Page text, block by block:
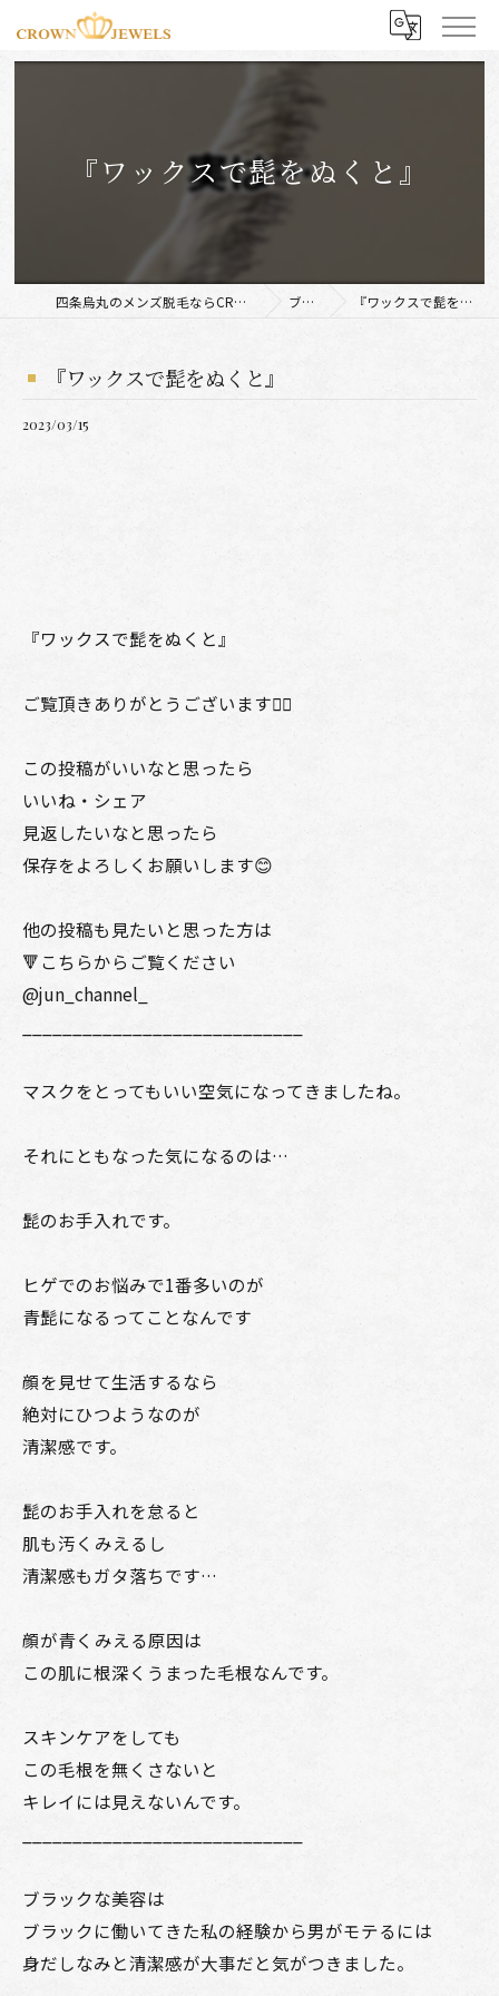
『ワックスで髭をぬくと』
四条烏丸のメンズ脱毛ならCROWN JEWELS ブログ 『ワックスで髭をぬくと』
『ワックスで髭をぬくと』
2023/03/15
『ワックスで髭をぬくと』
ご覧頂きありがとうございます🙇‍♂️
この投稿がいいなと思ったら
いいね・シェア
見返したいなと思ったら
保存をよろしくお願いします😊
他の投稿も見たいと思った方は
🔻こちらからご覧ください
@jun_channel_
マスクをとってもいい空気になってきましたね。
それにともなった気になるのは…
髭のお手入れです。
ヒゲでのお悩みで1番多いのが
青髭になるってことなんです
顔を見せて生活するなら
絶対にひつようなのが
清潔感です。
髭のお手入れを怠ると
肌も汚くみえるし
清潔感もガタ落ちです…
顔が青くみえる原因は
この肌に根深くうまった毛根なんです。
スキンケアをしても
この毛根を無くさないと
キレイには見えないんです。
ブラックな美容は
ブラックに働いてきた私の経験から男がモテるには
身だしなみと清潔感が大事だと気がつきました。